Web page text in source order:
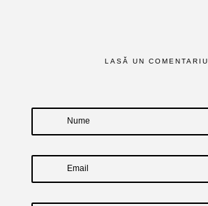
LASĂ UN COMENTARIU
Nume
Email